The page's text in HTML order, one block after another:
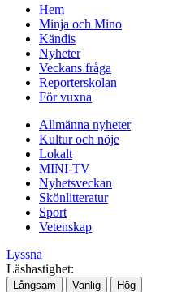
Hem
Minja och Mino
Kändis
Nyheter
Veckans fråga
Reporterskolan
För vuxna
Allmänna nyheter
Kultur och nöje
Lokalt
MINI-TV
Nyhetsveckan
Skönlitteratur
Sport
Vetenskap
Lyssna
Läshastighet:
Långsam Vanlig Hög